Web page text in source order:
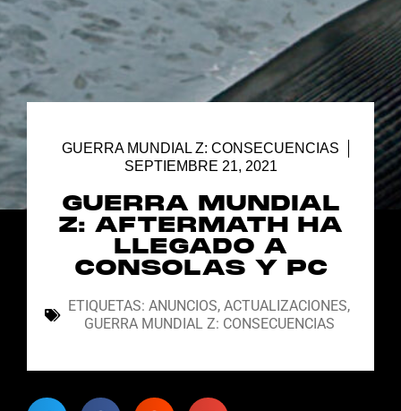
GUERRA MUNDIAL Z: CONSECUENCIAS
SEPTIEMBRE 21, 2021
GUERRA MUNDIAL
Z: AFTERMATH HA
LLEGADO A
CONSOLAS Y PC
ETIQUETAS: ANUNCIOS, ACTUALIZACIONES,
GUERRA MUNDIAL Z: CONSECUENCIAS